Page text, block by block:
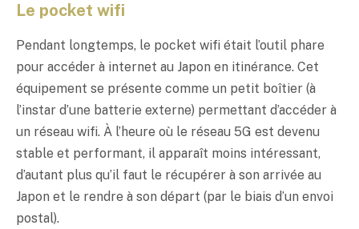
Le pocket wifi
Pendant longtemps, le pocket wifi était l’outil phare
pour accéder à internet au Japon en itinérance. Cet
équipement se présente comme un petit boîtier (à
l’instar d’une batterie externe) permettant d’accéder à
un réseau wifi. À l’heure où le réseau 5G est devenu
stable et performant, il apparaît moins intéressant,
d’autant plus qu’il faut le récupérer à son arrivée au
Japon et le rendre à son départ (par le biais d’un envoi
postal).